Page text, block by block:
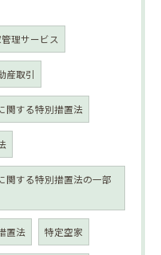
理サービス
産取引
関する特別措置法
関する特別措置法の一部
置法 特定空家